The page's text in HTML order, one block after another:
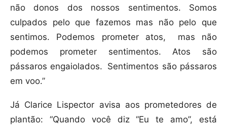
não donos dos nossos sentimentos. Somos
culpados pelo que fazemos mas não pelo que
sentimos. Podemos prometer atos, mas não
podemos prometer sentimentos. Atos são
pássaros engaiolados. Sentimentos são pássaros
em voo.”
Já Clarice Lispector avisa aos prometedores de
plantão: “Quando você diz “Eu te amo”, está